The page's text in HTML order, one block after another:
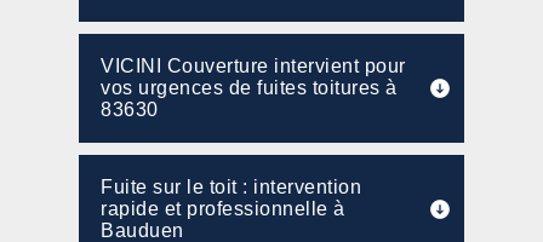
VICINI Couverture intervient pour
vos urgences de fuites toitures à
83630
Fuite sur le toit : intervention
rapide et professionnelle à
Bauduen